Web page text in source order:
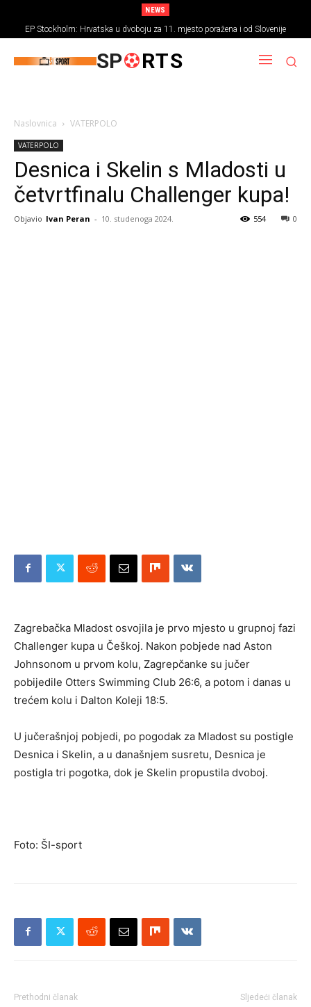
NEWS
EP Stockholm: Hrvatska u dvoboju za 11. mjesto poražena i od Slovenije
SP RTS
Naslovnica VATERPOLO
VATERPOLO
Desnica i Skelin s Mladosti u
četvrtfinalu Challenger kupa!
Objavio Ivan Peran - 10. studenoga 2024. 0
554
Zagrebačka Mladost osvojila je prvo mjesto u grupnoj fazi
Challenger kupa u Češkoj. Nakon pobjede nad Aston
Johnsonom u prvom kolu, Zagrepčanke su jučer
pobijedile Otters Swimming Club 26:6, a potom i danas u
trećem kolu i Dalton Koleji 18:5.
U jučerašnjoj pobjedi, po pogodak za Mladost su postigle
Desnica i Skelin, a u današnjem susretu, Desnica je
postigla tri pogotka, dok je Skelin propustila dvoboj.
Foto: ŠI-sport
Prethodni članak Sljedeći članak